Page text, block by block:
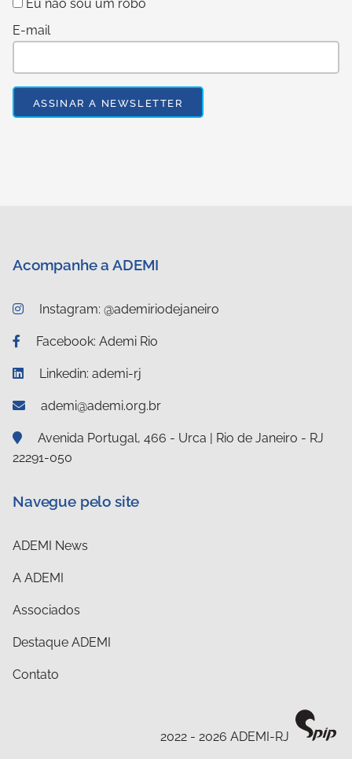
Eu não sou um robô
E-mail
Acompanhe a ADEMI
Instagram: @ademiriodejaneiro
Facebook: Ademi Rio
Linkedin: ademi-rj
ademi@ademi.org.br
Avenida Portugal, 466 - Urca | Rio de Janeiro - RJ
22291-050
Navegue pelo site
ADEMI News
A ADEMI
Associados
Destaque ADEMI
Contato
2022 - 2026 ADEMI-RJ